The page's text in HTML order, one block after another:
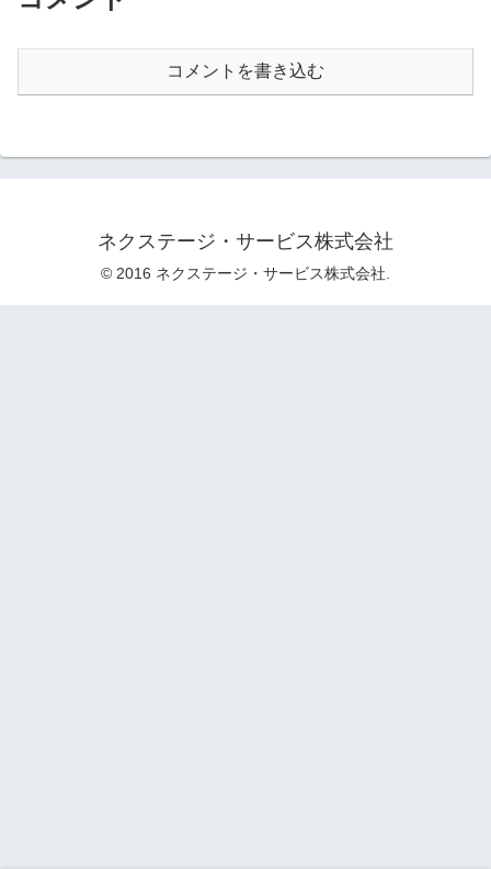
コメントを書き込む
ネクステージ・サービス株式会社
© 2016 ネクステージ・サービス株式会社.